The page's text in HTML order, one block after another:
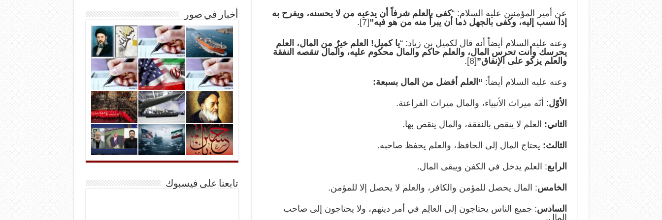
عن أمير المؤمنين عليه السلام: “كفى بالعلم شرفاً أن يدعيه من لا يحسنه، ويفرح به
إذا نسب إليه، وكفى بالجهل ذما أن يبرأ منه من هو فيه”[7]
.
وعنه عليه السلام أيضاً أنه قال لكميل بن زياد: “يا كميل! العلم خيرٌ من المال، العلم
يحرسك وأنت تحرس المال، والعلم حاكم والمال محكوم عليه، والمال تنقصه النفقة
والعلم يزكو على الإنفاق”[8]
.
وعنه عليه السلام أيضاً: “العلم أفضل من المال بسبعة:
الأوّل: أنّه ميراث الأنبياء، والمال ميراث الفراعنة.
الثاني: العلم لا ينقص بالنفقة، والمال ينقص بها.
الثالث: يحتاج المال إلى الحافظ، والعلم يحفظ صاحبه.
الرابع: العلم يدخل في الكفن ويبقى المال.
الخامس: المال يحصل للمؤمن والكافر، والعلم لا يحصل إلا للمؤمن.
السادس: جميع الناس يحتاجون إلى العالِم في أمر دينهم، ولا يحتاجون إلى صاحب
المال.
أخبار في صور
تابعنا على فيسبوك